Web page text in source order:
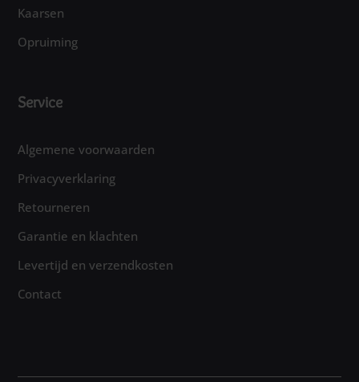
Kaarsen
Opruiming
Service
Algemene voorwaarden
Privacyverklaring
Retourneren
Garantie en klachten
Levertijd en verzendkosten
Contact